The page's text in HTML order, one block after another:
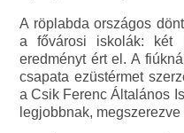
A röplabda országos
a fővárosi iskolák: két
eredményt ért el. A
csapata ezüstérmet
a Csik Ferenc Általános
legjobbnak,